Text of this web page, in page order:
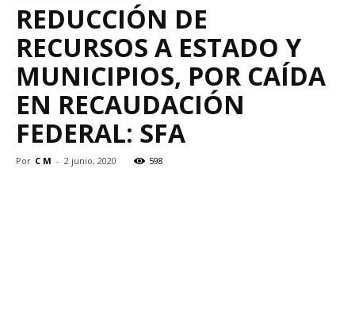
REDUCCIÓN DE
RECURSOS A ESTADO Y
MUNICIPIOS, POR CAÍDA
EN RECAUDACIÓN
FEDERAL: SFA
Por C M - 2 junio, 2020 598